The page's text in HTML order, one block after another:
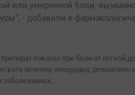
или умеренной боли,
- добавили в
показан при боли от легкой до
лечения лихорадки,
заболеваниях.